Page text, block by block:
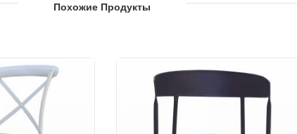
Похожие Продукты